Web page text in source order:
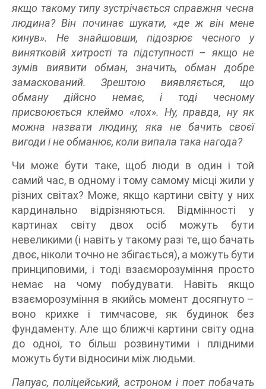
якщо такому типу зустрічається справжня чесна
людина? Він починає шукати, «де ж він мене
кинув». Не знайшовши, підозрює чесного у
винятковій хитрості та підступності – якщо не
зумів виявити обман, значить, обман добре
замаскований. Зрештою виявляється, що
обману дійсно немає, і тоді чесному
присвоюється клеймо «лох». Ну, правда, ну як
можна назвати людину, яка не бачить своєї
вигоди і не обманює, коли випала така нагода?
Чи може бути таке, щоб люди в один і той
самий час, в одному і тому самому місці жили у
різних світах? Може, якщо картини світу у них
кардинально відрізняються. Відмінності у
картинах світу двох осіб можуть бути
невеликими (і навіть у такому разі те, що бачать
двоє, ніколи точно не збігається), а можуть бути
принциповими, і тоді взаєморозуміння просто
немає на чому побудувати. Навіть якщо
взаєморозуміння в якийсь момент досягнуто –
воно крихке і тимчасове, як будинок без
фундаменту. Але що ближчі картини світу одна
до одної, то більш розвинутими і плідними
можуть бути відносини між людьми.
Папуас, поліцейський, астроном і поет побачать